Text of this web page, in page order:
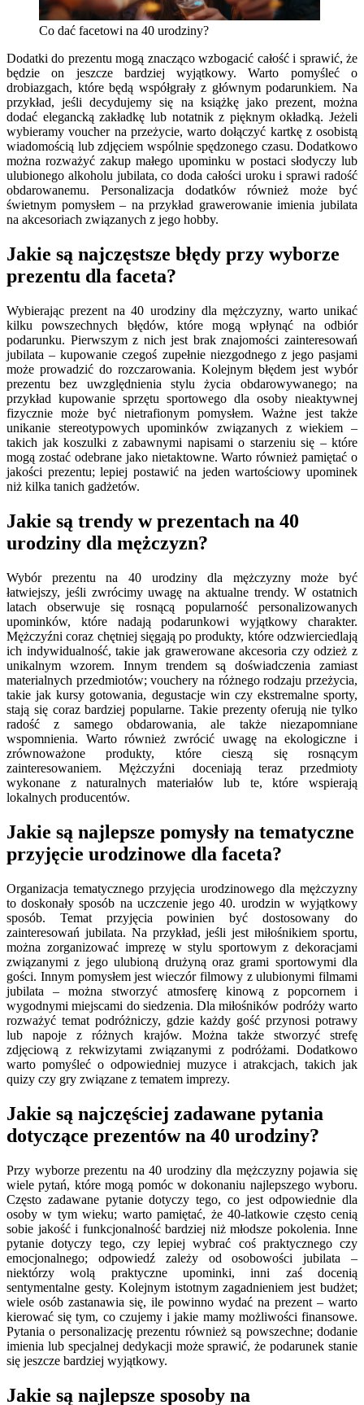
Co dać facetowi na 40 urodziny?
Dodatki do prezentu mogą znacząco wzbogacić całość i sprawić, że
będzie on jeszcze bardziej wyjątkowy. Warto pomyśleć o
drobiazgach, które będą współgrały z głównym podarunkiem. Na
przykład, jeśli decydujemy się na książkę jako prezent, można
dodać elegancką zakładkę lub notatnik z pięknym okładką. Jeżeli
wybieramy voucher na przeżycie, warto dołączyć kartkę z osobistą
wiadomością lub zdjęciem wspólnie spędzonego czasu. Dodatkowo
można rozważyć zakup małego upominku w postaci słodyczy lub
ulubionego alkoholu jubilata, co doda całości uroku i sprawi radość
obdarowanemu. Personalizacja dodatków również może być
świetnym pomysłem – na przykład grawerowanie imienia jubilata
na akcesoriach związanych z jego hobby.
Jakie są najczęstsze błędy przy wyborze
prezentu dla faceta?
Wybierając prezent na 40 urodziny dla mężczyzny, warto unikać
kilku powszechnych błędów, które mogą wpłynąć na odbiór
podarunku. Pierwszym z nich jest brak znajomości zainteresowań
jubilata – kupowanie czegoś zupełnie niezgodnego z jego pasjami
może prowadzić do rozczarowania. Kolejnym błędem jest wybór
prezentu bez uwzględnienia stylu życia obdarowywanego; na
przykład kupowanie sprzętu sportowego dla osoby nieaktywnej
fizycznie może być nietrafionym pomysłem. Ważne jest także
unikanie stereotypowych upominków związanych z wiekiem –
takich jak koszulki z zabawnymi napisami o starzeniu się – które
mogą zostać odebrane jako nietaktowne. Warto również pamiętać o
jakości prezentu; lepiej postawić na jeden wartościowy upominek
niż kilka tanich gadżetów.
Jakie są trendy w prezentach na 40
urodziny dla mężczyzn?
Wybór prezentu na 40 urodziny dla mężczyzny może być
łatwiejszy, jeśli zwrócimy uwagę na aktualne trendy. W ostatnich
latach obserwuje się rosnącą popularność personalizowanych
upominków, które nadają podarunkowi wyjątkowy charakter.
Mężczyźni coraz chętniej sięgają po produkty, które odzwierciedlają
ich indywidualność, takie jak grawerowane akcesoria czy odzież z
unikalnym wzorem. Innym trendem są doświadczenia zamiast
materialnych przedmiotów; vouchery na różnego rodzaju przeżycia,
takie jak kursy gotowania, degustacje win czy ekstremalne sporty,
stają się coraz bardziej popularne. Takie prezenty oferują nie tylko
radość z samego obdarowania, ale także niezapomniane
wspomnienia. Warto również zwrócić uwagę na ekologiczne i
zrównoważone produkty, które cieszą się rosnącym
zainteresowaniem. Mężczyźni doceniają teraz przedmioty
wykonane z naturalnych materiałów lub te, które wspierają
lokalnych producentów.
Jakie są najlepsze pomysły na tematyczne
przyjęcie urodzinowe dla faceta?
Organizacja tematycznego przyjęcia urodzinowego dla mężczyzny
to doskonały sposób na uczczenie jego 40. urodzin w wyjątkowy
sposób. Temat przyjęcia powinien być dostosowany do
zainteresowań jubilata. Na przykład, jeśli jest miłośnikiem sportu,
można zorganizować imprezę w stylu sportowym z dekoracjami
związanymi z jego ulubioną drużyną oraz grami sportowymi dla
gości. Innym pomysłem jest wieczór filmowy z ulubionymi filmami
jubilata – można stworzyć atmosferę kinową z popcornem i
wygodnymi miejscami do siedzenia. Dla miłośników podróży warto
rozważyć temat podróżniczy, gdzie każdy gość przynosi potrawy
lub napoje z różnych krajów. Można także stworzyć strefę
zdjęciową z rekwizytami związanymi z podróżami. Dodatkowo
warto pomyśleć o odpowiedniej muzyce i atrakcjach, takich jak
quizy czy gry związane z tematem imprezy.
Jakie są najczęściej zadawane pytania
dotyczące prezentów na 40 urodziny?
Przy wyborze prezentu na 40 urodziny dla mężczyzny pojawia się
wiele pytań, które mogą pomóc w dokonaniu najlepszego wyboru.
Często zadawane pytanie dotyczy tego, co jest odpowiednie dla
osoby w tym wieku; warto pamiętać, że 40-latkowie często cenią
sobie jakość i funkcjonalność bardziej niż młodsze pokolenia. Inne
pytanie dotyczy tego, czy lepiej wybrać coś praktycznego czy
emocjonalnego; odpowiedź zależy od osobowości jubilata –
niektórzy wolą praktyczne upominki, inni zaś docenią
sentymentalne gesty. Kolejnym istotnym zagadnieniem jest budżet;
wiele osób zastanawia się, ile powinno wydać na prezent – warto
kierować się tym, co czujemy i jakie mamy możliwości finansowe.
Pytania o personalizację prezentu również są powszechne; dodanie
imienia lub specjalnej dedykacji może sprawić, że podarunek stanie
się jeszcze bardziej wyjątkowy.
Jakie są najlepsze sposoby na